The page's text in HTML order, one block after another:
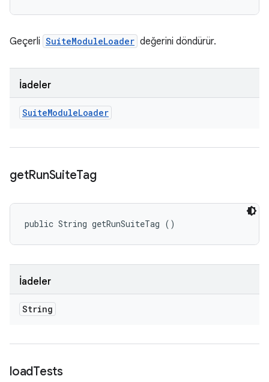
Geçerli SuiteModuleLoader değerini döndürür.
İadeler
SuiteModuleLoader
getRunSuiteTag
public String getRunSuiteTag ()
İadeler
String
loadTests